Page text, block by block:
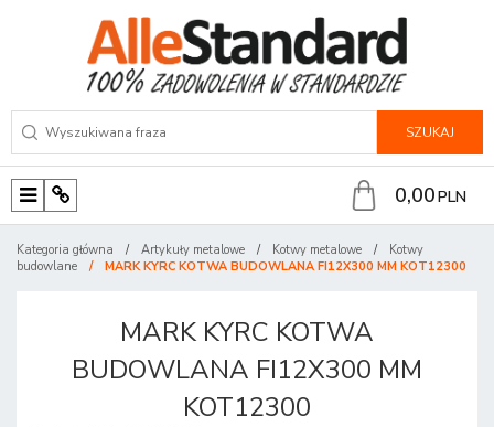
SZUKAJ
M
n
P
n
0,00PLN
Kategoria główna / Artykuły metalowe / Kotwy metalowe /
Kotwy
budowlane
/ MARK KYRC KOTWA BUDOWLANA FI12X300 MM KOT12300
MARK KYRC KOTWA
BUDOWLANA FI12X300 MM
KOT12300